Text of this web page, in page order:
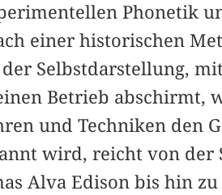
Phonetik
einer historischen
Selbstdarstellung,
Betrieb abschirmt,
und Techniken den
wird, reicht von der
Alva Edison bis hin zu